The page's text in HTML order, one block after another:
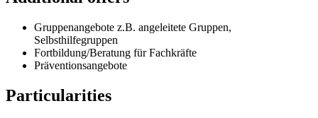
Gruppenangebote z.B. angeleitete Gruppen,
Selbsthilfegruppen
Fortbildung/Beratung für Fachkräfte
Präventionsangebote
Particularities